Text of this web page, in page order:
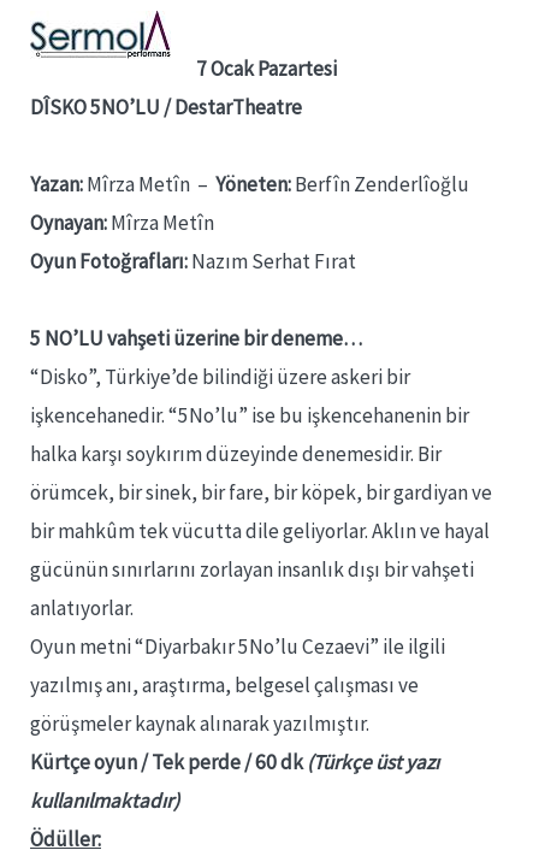
7 Ocak Pazartesi
DÎSKO 5NO’LU / DestarTheatre
Yazan:Mîrza Metîn – Yöneten:Berfîn Zenderlîoğlu
Oynayan:Mîrza Metîn
Oyun Fotoğrafları:Nazım Serhat Fırat
5 NO’LU vahşeti üzerine bir deneme…
“Disko”, Türkiye’de bilindiği üzere askeri bir
işkencehanedir. “5No’lu” ise bu işkencehanenin bir
halka karşı soykırım düzeyinde denemesidir. Bir
örümcek, bir sinek, bir fare, bir köpek, bir gardiyan ve
bir mahkûm tek vücutta dile geliyorlar. Aklın ve hayal
gücünün sınırlarını zorlayan insanlık dışı bir vahşeti
anlatıyorlar.
Oyun metni “Diyarbakır 5No’lu Cezaevi” ile ilgili
yazılmış anı, araştırma, belgesel çalışması ve
görüşmeler kaynak alınarak yazılmıştır.
Kürtçe oyun / Tek perde / 60 dk(Türkçe üst yazı
kullanılmaktadır)
Ödüller: